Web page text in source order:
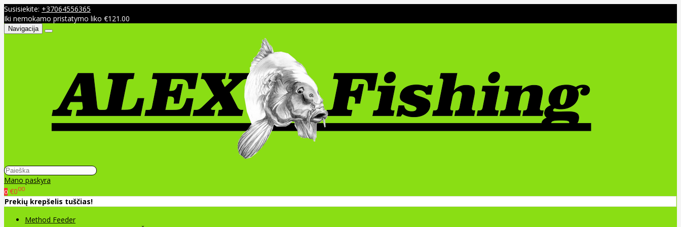
Susisiekite: +37064556365
Iki nemokamo pristatymo liko €121.00
Navigacija
Mano paskyra
0 €000
Prekių krepšelis tuščias!
Method Feeder